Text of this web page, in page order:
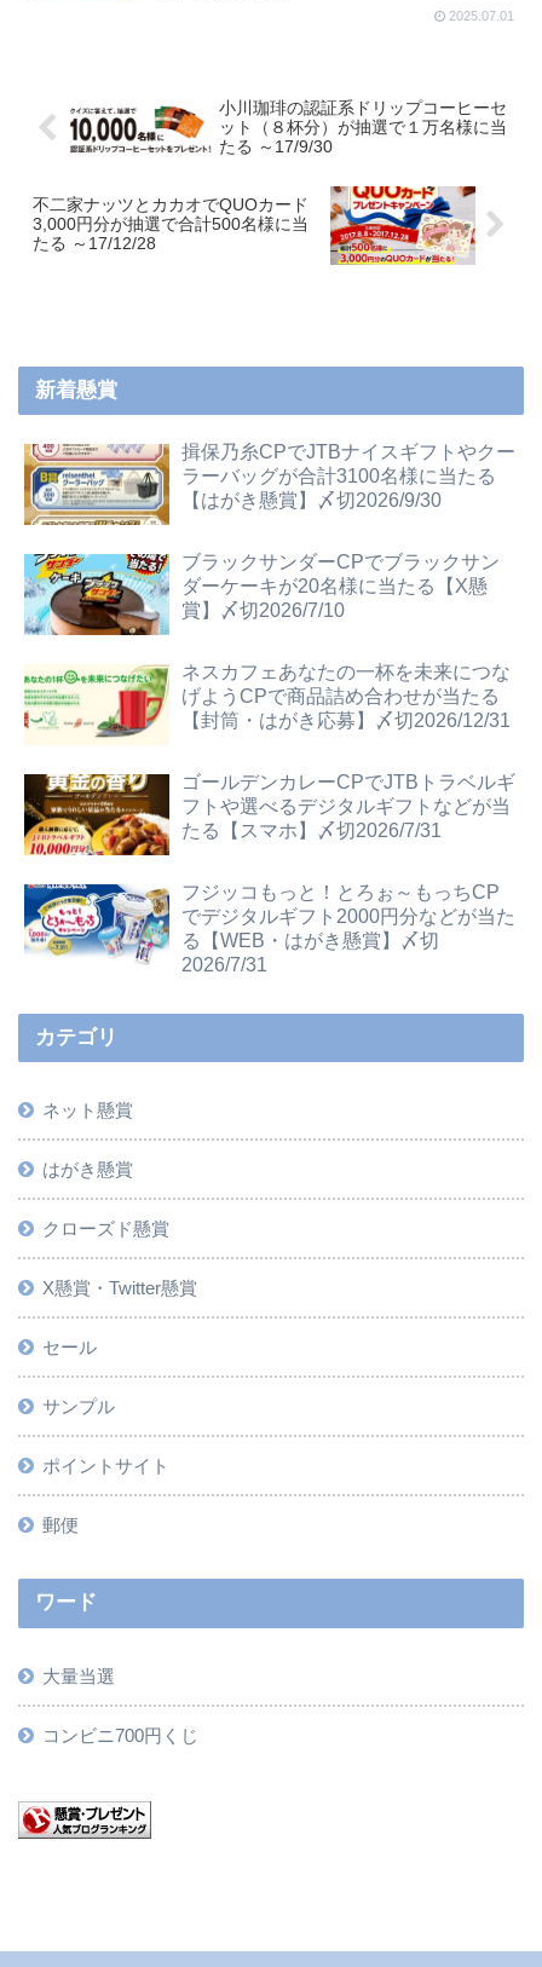
2025.07.01
小川珈琲の認証系ドリップコーヒーセ
ット（８杯分）が抽選で１万名様に当
たる ～17/9/30
不二家ナッツとカカオでQUOカード
3,000円分が抽選で合計500名様に当
たる ～17/12/28
新着懸賞
揖保乃糸CPでJTBナイスギフトやクー
ラーバッグが合計3100名様に当たる
【はがき懸賞】〆切2026/9/30
ブラックサンダーCPでブラックサン
ダーケーキが20名様に当たる【X懸
賞】〆切2026/7/10
ネスカフェあなたの一杯を未来につな
げようCPで商品詰め合わせが当たる
【封筒・はがき応募】〆切2026/12/31
ゴールデンカレーCPでJTBトラベルギ
フトや選べるデジタルギフトなどが当
たる【スマホ】〆切2026/7/31
フジッコもっと！とろぉ～もっちCP
でデジタルギフト2000円分などが当た
る【WEB・はがき懸賞】〆切
2026/7/31
カテゴリ
ネット懸賞
はがき懸賞
クローズド懸賞
X懸賞・Twitter懸賞
セール
サンプル
ポイントサイト
郵便
ワード
大量当選
コンビニ700円くじ